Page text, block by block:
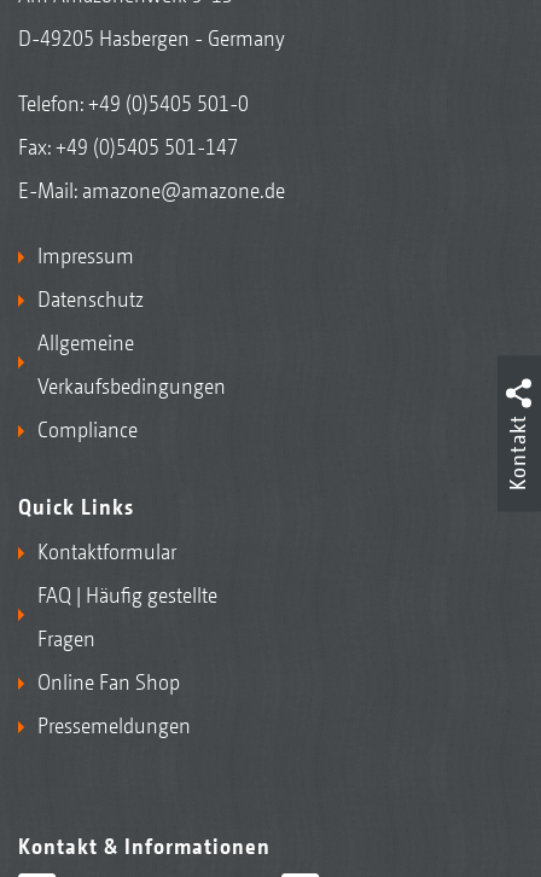
D-49205 Hasbergen - Germany
Telefon:+49 (0)5405 501-0
Fax: +49 (0)5405 501-147
E-Mail: amazone@amazone.de
Impressum
Datenschutz
Allgemeine
Verkaufsbedingungen
Compliance
Quick Links
Kontaktformular
FAQ | Häufig gestellte
Fragen
Online Fan Shop
Pressemeldungen
Kontakt & Informationen
Kontakt